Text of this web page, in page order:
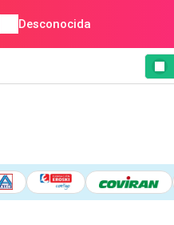
Desconocida